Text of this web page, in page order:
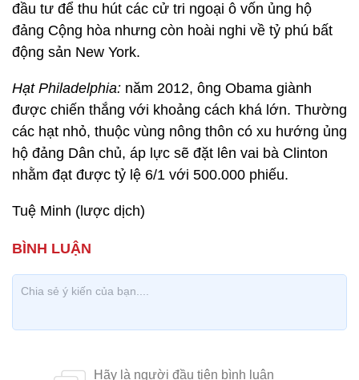
đầu tư để thu hút các cử tri ngoại ô vốn ủng hộ
đảng Cộng hòa nhưng còn hoài nghi về tỷ phú bất
động sản New York.
Hạt Philadelphia: năm 2012, ông Obama giành
được chiến thắng với khoảng cách khá lớn. Thường
các hạt nhỏ, thuộc vùng nông thôn có xu hướng ủng
hộ đảng Dân chủ, áp lực sẽ đặt lên vai bà Clinton
nhằm đạt được tỷ lệ 6/1 với 500.000 phiếu.
Tuệ Minh (lược dịch)